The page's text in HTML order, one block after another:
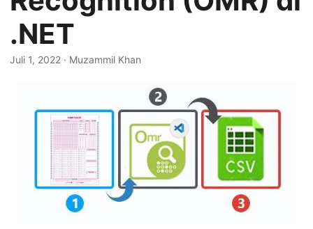
i
g
a
s
.NET
Juli 1, 2022 · Muzammil Khan